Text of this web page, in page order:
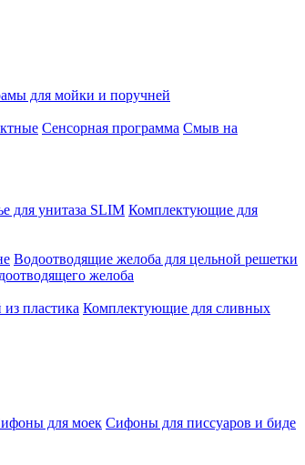
для мойки и поручней
Сенсорная программа Смыв на
для унитаза SLIM Комплектующие для
Водоотводящие желоба для цельной решетки
желоба
пластика Комплектующие для сливных
для моек Сифоны для писсуаров и биде